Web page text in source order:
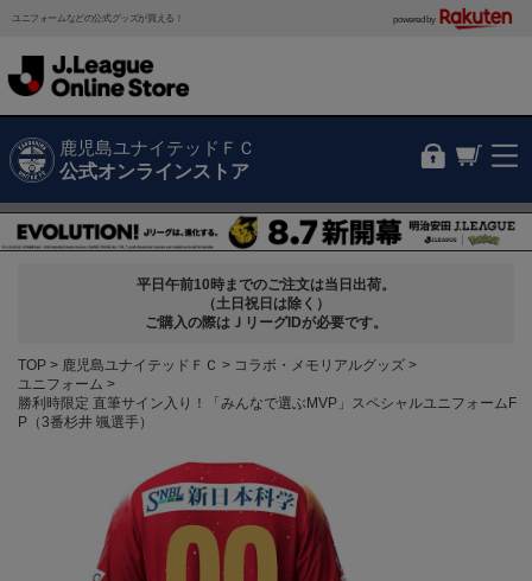
ユニフォームなどの公式グッズが買える！ powered by
鹿児島ユナイテッドＦＣ
公式オンラインストア
平日午前10時までのご注文は当日出荷。
（土日祝日は除く）
ご購入の際はＪリーグIDが必要です。
TOP 鹿児島ユナイテッドＦＣ
コラボ・メモリアルグッズ
ユニフォーム
勝利時限定 直筆サイン入り！「みんなで選ぶMVP」スペシャルユニフォームF
P（3番杉井 颯選手）